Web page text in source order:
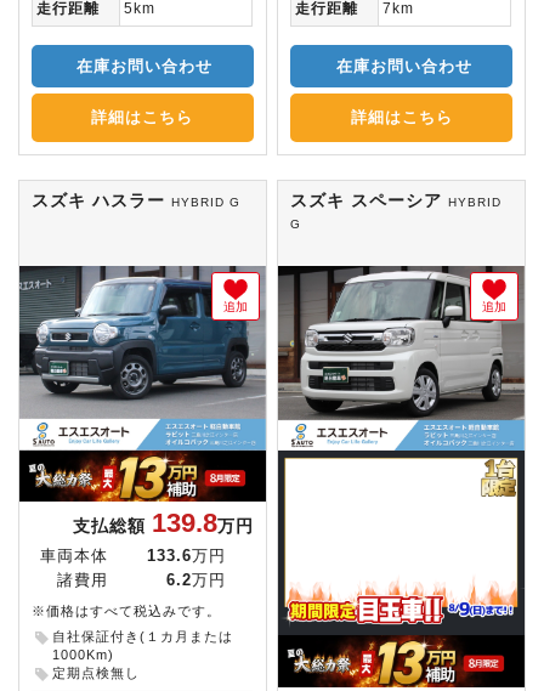
走行距離
5km
在庫お問い合わせ
詳細はこちら
走行距離
7km
在庫お問い合わせ
詳細はこちら
スズキ ハスラー HYBRID G
追加
支払総額 139.8万円
車両本体 133.6 万円
諸費用
6.2 万円
※価格はすべて税込みです。
自社保証付き(１カ月または
1000Km)
定期点検無し
スズキ スペーシアHYBRID
G
追加